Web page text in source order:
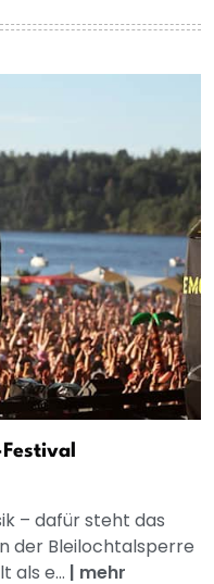
– dafür steht das
der Bleilochtalsperre
als e... | mehr